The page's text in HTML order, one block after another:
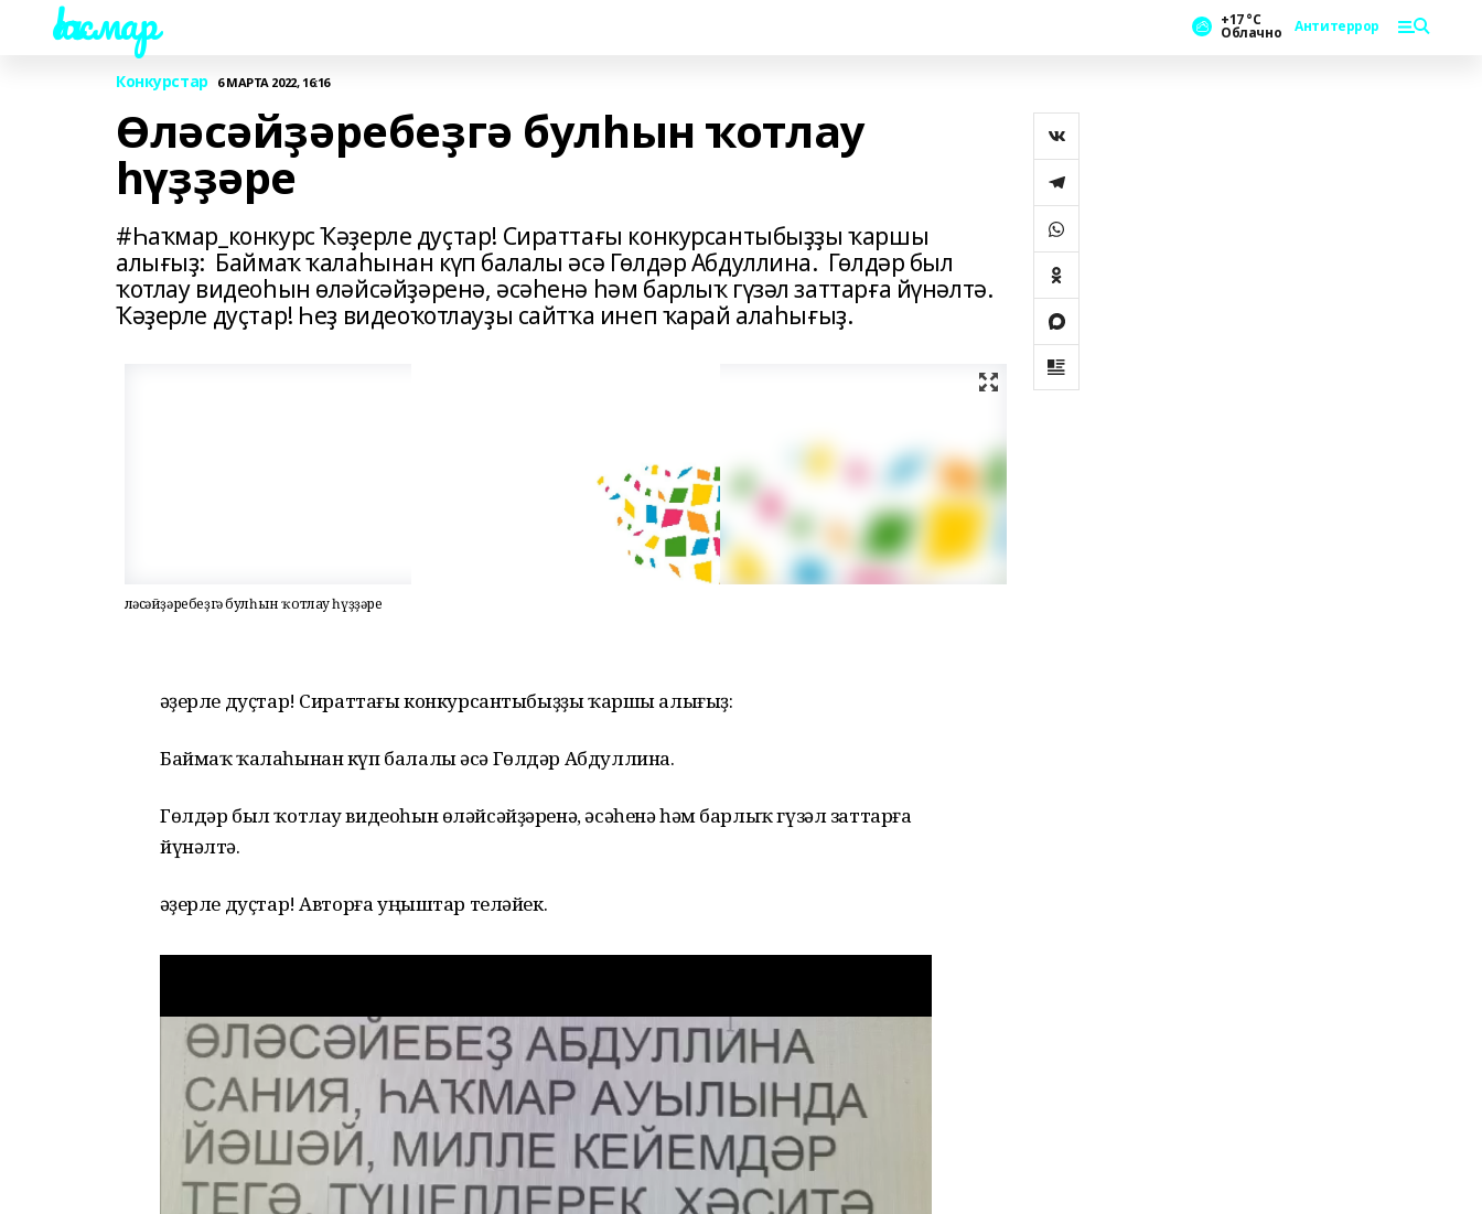
Һаҡмар +17 °С
Облачно Антитеррор
Конкурстар 6 МАРТА 2022, 16:16
Өләсәйҙәребеҙгә булһын ҡотлау
һүҙҙәре
#Һаҡмар_конкурс Ҡәҙерле дуҫтар! Сираттағы конкурсантыбыҙҙы ҡаршы
алығыҙ: Баймаҡ ҡалаһынан күп балалы әсә Гөлдәр Абдуллина. Гөлдәр был
ҡотлау видеоһын өләйсәйҙәренә, әсәһенә һәм барлыҡ гүзәл заттарға йүнәлтә.
Ҡәҙерле дуҫтар! Һеҙ видеоҡотлауҙы сайтҡа инеп ҡарай алаһығыҙ.
Өләсәйҙәребеҙгә булһын ҡотлау һүҙҙәре
Ҡәҙерле дуҫтар! Сираттағы конкурсантыбыҙҙы ҡаршы алығыҙ:
Баймаҡ ҡалаһынан күп балалы әсә Гөлдәр Абдуллина.
Гөлдәр был ҡотлау видеоһын өләйсәйҙәренә, әсәһенә һәм барлыҡ гүзәл заттарға
йүнәлтә.
Ҡәҙерле дуҫтар! Авторға уңыштар теләйек.